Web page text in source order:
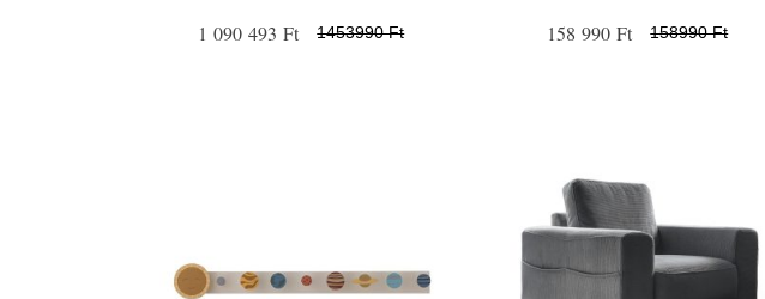
1 090 493 Ft 1453990 Ft 158 990 Ft 158990 Ft